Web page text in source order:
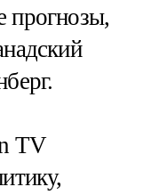
прогнозы,
TV